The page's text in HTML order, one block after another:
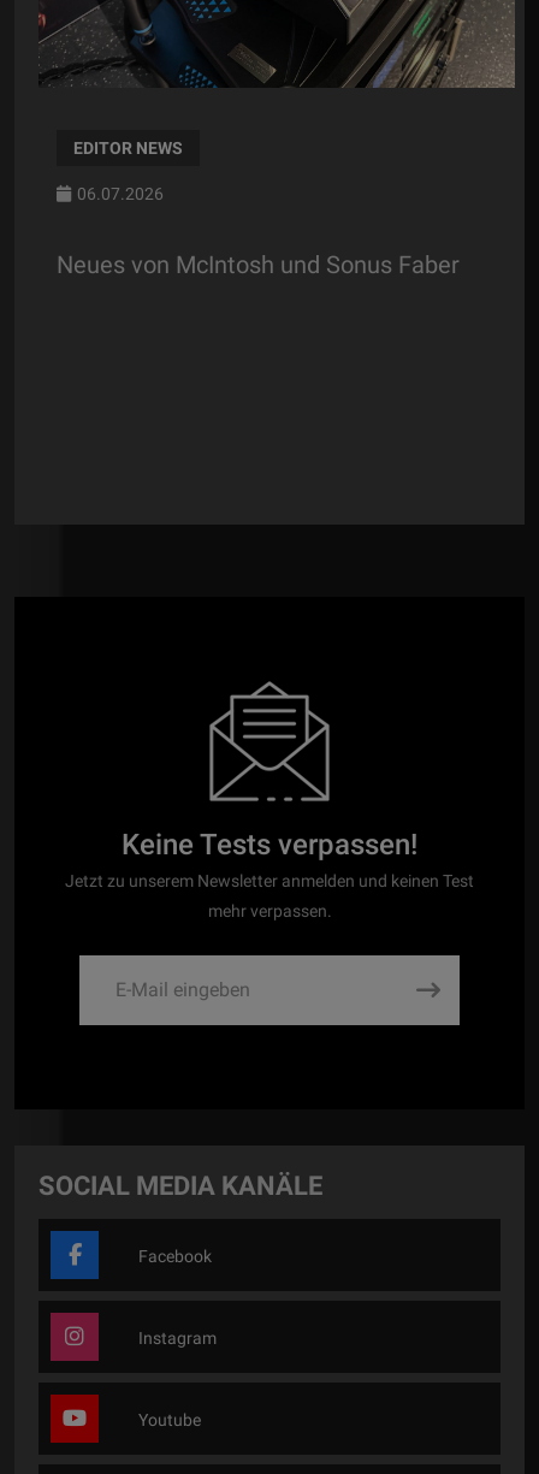
EDITOR NEWS
06.07.2026
Neues von McIntosh und Sonus Faber
Keine Tests verpassen!
Jetzt zu unserem Newsletter anmelden und keinen Test
mehr verpassen.
SOCIAL MEDIA KANÄLE
Facebook
Instagram
Youtube